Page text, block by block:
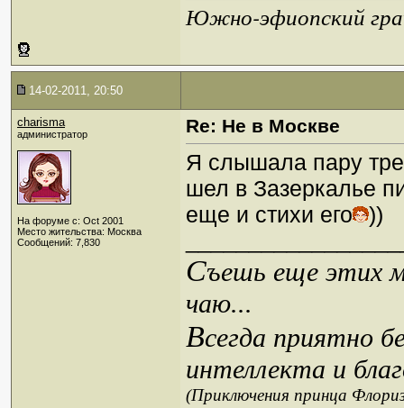
Южно-эфиопский
14-02-2011, 20:50
charisma
администратор
На форуме с: Oct 2001
Место жительства: Москва
Сообщений: 7,830
Re: Не в Москве
Я слышала пару
шел в Зазеркалье
еще и стихи его
))
Съешь еще этих
чаю...
Всегда приятно
интеллекта и
(Приключения принца